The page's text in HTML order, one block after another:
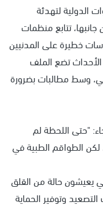
الدولية لتهدئة
تتابع منظمات
خطيرة على المدنيين
تضع الملف
وسط مطالبات بضرورة
"حتى اللحظة لم
الطواقم الطبية في
يعيشون حالة من القلق
وتوفير الحماية